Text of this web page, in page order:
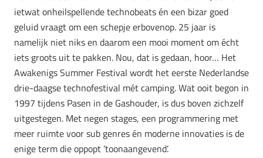
ietwat onheilspellende technobeats én een bizar goed
geluid vraagt om een schepje erbovenop. 25 jaar is
namelijk niet niks en daarom een mooi moment om écht
iets groots uit te pakken. Nou, dat is gedaan, hoor… Het
Awakenigs Summer Festival wordt het eerste Nederlandse
drie-daagse technofestival mét camping. Wat ooit begon in
1997 tijdens Pasen in de Gashouder, is dus boven zichzelf
uitgestegen. Met negen stages, een programmering met
meer ruimte voor sub genres én moderne innovaties is de
enige term die oppopt ’toonaangevend’.